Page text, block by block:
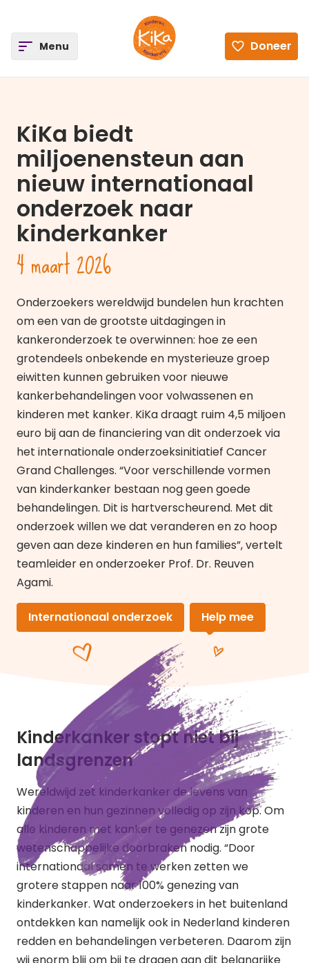
Open
Menu Doneer
KiKa biedt
miljoenensteun aan
nieuw internationaal
onderzoek naar
kinderkanker
4 maart 2026
Onderzoekers wereldwijd bundelen hun krachten
om een van de grootste uitdagingen in
kankeronderzoek te overwinnen: hoe ze een
grotendeels onbekende en mysterieuze groep
eiwitten kunnen gebruiken voor nieuwe
kankerbehandelingen voor volwassenen en
kinderen met kanker. KiKa draagt ruim 4,5 miljoen
euro bij aan de financiering van dit onderzoek via
het internationale onderzoeksinitiatief Cancer
Grand Challenges. “Voor verschillende vormen
van kinderkanker bestaan nog geen goede
behandelingen. Dit is hartverscheurend. Met dit
onderzoek willen we dat veranderen en zo hoop
geven aan deze kinderen en hun families”, vertelt
teamleider en onderzoeker Prof. Dr. Reuven
Agami.
Internationaal onderzoek Help mee
Kinderkanker stopt niet bij
landsgrenzen
Wereldwijd zet kinderkanker de levens van
kinderen en hun gezinnen volledig op zijn kop. Om
alle kinderen met kanker te genezen zijn grote
wetenschappelijke doorbraken nodig. “Door
internationaal samen te werken zetten we
grotere stappen naar 100% genezing van
kinderkanker. Wat onderzoekers in het buitenland
ontdekken kan namelijk ook in Nederland kinderen
redden en behandelingen verbeteren. Daarom zijn